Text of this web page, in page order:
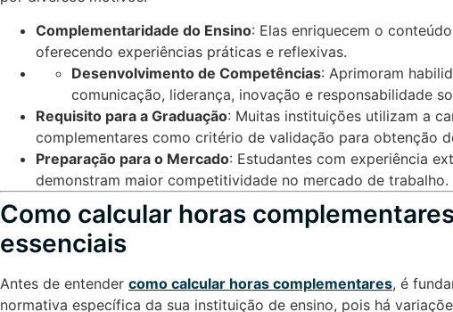
Complementaridade do Ensino: Elas enriquecem o
oferecendo experiências práticas e reflexivas.
Desenvolvimento de Competências: Aprimoram
comunicação, liderança, inovação e responsabilidade
Requisito para a Graduação: Muitas instituições utilizam a
complementares como critério de validação para obtenção
Preparação para o Mercado: Estudantes com experiência
demonstram maior competitividade no mercado de trabalho.
Como calcular horas
essenciais
Antes de entender como calcular horas complementares, é
normativa específica da sua instituição de ensino, pois há